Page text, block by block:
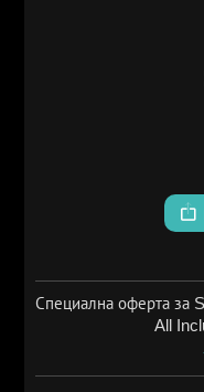
Специална оферта за
All